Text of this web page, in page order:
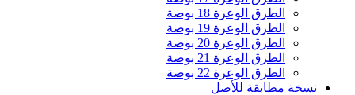
الطرق الوعرة 18 بوصة
الطرق الوعرة 19 بوصة
الطرق الوعرة 20 بوصة
الطرق الوعرة 21 بوصة
الطرق الوعرة 22 بوصة
نسخة مطابقة للأصل